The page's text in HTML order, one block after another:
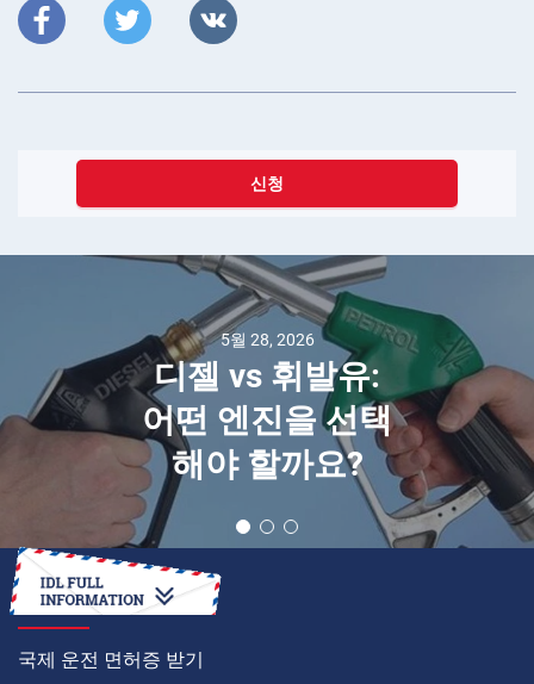
신청
5월 28, 2026
디젤 vs 휘발유:
어떤 엔진을 선택
해야 할까요?
온라인으로
국제 운전 면허증 받기